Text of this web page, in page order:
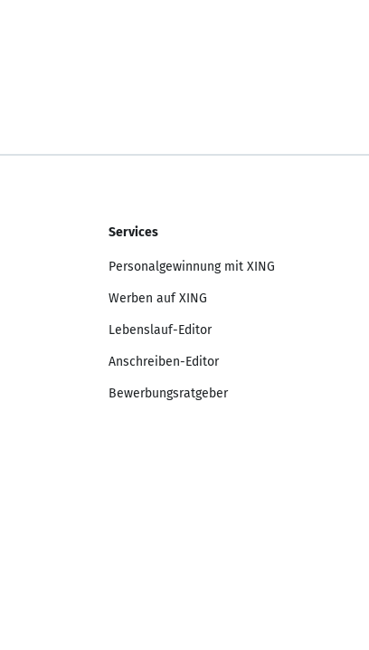
Services
Personalgewinnung mit XING
Werben auf XING
Lebenslauf-Editor
Anschreiben-Editor
Bewerbungsratgeber